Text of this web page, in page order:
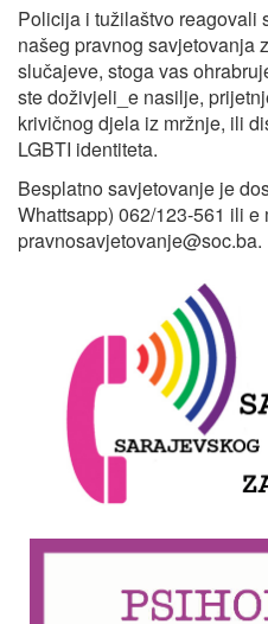
Policija i tužilaštvo reagovali
našeg pravnog savjetovanja
slučajeve, stoga vas
ste doživjeli_e nasilje,
krivičnog djela iz mržnje, ili
LGBTI identiteta.
Besplatno savjetovanje je
Whattsapp) 062/123-561 ili e
pravnosavjetovanje@soc.ba.